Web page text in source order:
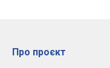
Про проєкт